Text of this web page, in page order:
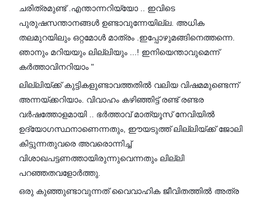
ചരിത്രമുണ്ട് .എന്താന്നറിയ്യോ .. ഇവിടെ
പുരുഷസന്താനങ്ങൾ ഉണ്ടാവുന്നേയില്ല. അധിക
തലമുറയിലും ഒറ്റമോൾ മാത്രം .ഇപ്പോഴുമങ്ങിനെത്തന്നെ.
ഞാനും മറിയയും ലില്ലിയും ...! ഇനിയെന്താവുമെന്ന്
കർത്താവിനറിയാം "
ലില്ലിയ്ക്ക് കുട്ടികളുണ്ടാവത്തതിൽ വലിയ വിഷമമുണ്ടെന്ന്
അന്നയ്ക്കറിയാം. വിവാഹം കഴിഞ്ഞിട്ട് രണ്ട് രണ്ടര
വർഷത്തോളമായി .. ഭർത്താവ് മാത്യൂസ് നേവിയിൽ
ഉദ്യോഗസ്ഥനാണെന്നതും, ഈയടുത്ത് ലില്ലിയ്ക്ക് ജോലി
കിട്ടുന്നതുവരെ അവരൊന്നിച്ച്
വിശാഖപട്ടണത്തായിരുന്നുവെന്നതും ലില്ലി
പറഞ്ഞതവളോർത്തു.
ഒരു കുഞ്ഞുണ്ടാവുന്നത് വൈവാഹിക ജീവിതത്തിൽ അത്ര